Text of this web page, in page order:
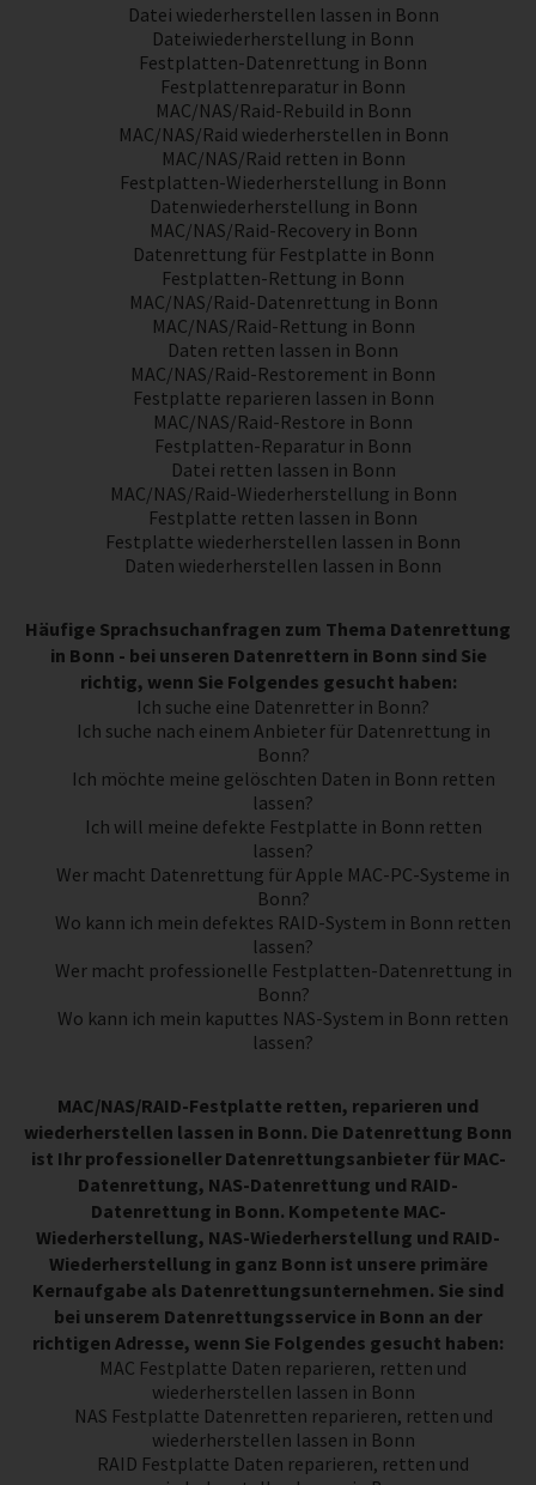
Datei wiederherstellen lassen in Bonn
Dateiwiederherstellung in Bonn
Festplatten-Datenrettung in Bonn
Festplattenreparatur in Bonn
MAC/NAS/Raid-Rebuild in Bonn
MAC/NAS/Raid wiederherstellen in Bonn
MAC/NAS/Raid retten in Bonn
Festplatten-Wiederherstellung in Bonn
Datenwiederherstellung in Bonn
MAC/NAS/Raid-Recovery in Bonn
Datenrettung für Festplatte in Bonn
Festplatten-Rettung in Bonn
MAC/NAS/Raid-Datenrettung in Bonn
MAC/NAS/Raid-Rettung in Bonn
Daten retten lassen in Bonn
MAC/NAS/Raid-Restorement in Bonn
Festplatte reparieren lassen in Bonn
MAC/NAS/Raid-Restore in Bonn
Festplatten-Reparatur in Bonn
Datei retten lassen in Bonn
MAC/NAS/Raid-Wiederherstellung in Bonn
Festplatte retten lassen in Bonn
Festplatte wiederherstellen lassen in Bonn
Daten wiederherstellen lassen in Bonn
Häufige Sprachsuchanfragen zum Thema Datenrettung
in Bonn - bei unseren Datenrettern in Bonn sind Sie
richtig, wenn Sie Folgendes gesucht haben:
Ich suche eine Datenretter in Bonn?
Ich suche nach einem Anbieter für Datenrettung in
Bonn?
Ich möchte meine gelöschten Daten in Bonn retten
lassen?
Ich will meine defekte Festplatte in Bonn retten
lassen?
Wer macht Datenrettung für Apple MAC-PC-Systeme in
Bonn?
Wo kann ich mein defektes RAID-System in Bonn retten
lassen?
Wer macht professionelle Festplatten-Datenrettung in
Bonn?
Wo kann ich mein kaputtes NAS-System in Bonn retten
lassen?
MAC/NAS/RAID-Festplatte retten, reparieren und
wiederherstellen lassen in Bonn. Die Datenrettung Bonn
ist Ihr professioneller Datenrettungsanbieter für MAC-
Datenrettung, NAS-Datenrettung und RAID-
Datenrettung in Bonn. Kompetente MAC-
Wiederherstellung, NAS-Wiederherstellung und RAID-
Wiederherstellung in ganz Bonn ist unsere primäre
Kernaufgabe als Datenrettungsunternehmen. Sie sind
bei unserem Datenrettungsservice in Bonn an der
richtigen Adresse, wenn Sie Folgendes gesucht haben:
MAC Festplatte Daten reparieren, retten und
wiederherstellen lassen in Bonn
NAS Festplatte Datenretten reparieren, retten und
wiederherstellen lassen in Bonn
RAID Festplatte Daten reparieren, retten und